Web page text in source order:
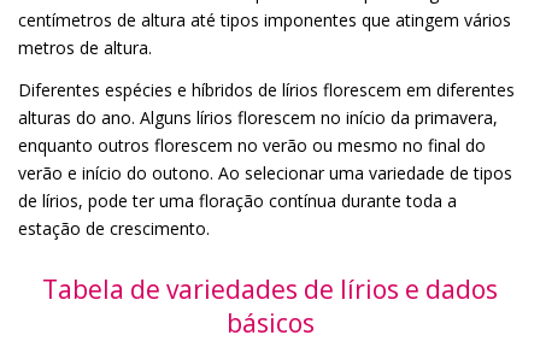
centímetros de altura até tipos imponentes que atingem vários
metros de altura.
Diferentes espécies e híbridos de lírios florescem em diferentes
alturas do ano. Alguns lírios florescem no início da primavera,
enquanto outros florescem no verão ou mesmo no final do
verão e início do outono. Ao selecionar uma variedade de tipos
de lírios, pode ter uma floração contínua durante toda a
estação de crescimento.
Tabela de variedades de lírios e dados
básicos